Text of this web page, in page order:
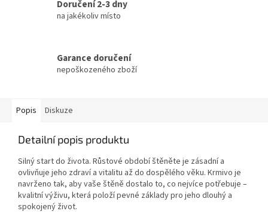
Doručení 2-3 dny
na jakékoliv místo
Garance doručení
nepoškozeného zboží
Popis Diskuze
Detailní popis produktu
Silný start do života. Růstové období štěněte je zásadní a
ovlivňuje jeho zdraví a vitalitu až do dospělého věku. Krmivo je
navrženo tak, aby vaše štěně dostalo to, co nejvíce potřebuje –
kvalitní výživu, která položí pevné základy pro jeho dlouhý a
spokojený život.